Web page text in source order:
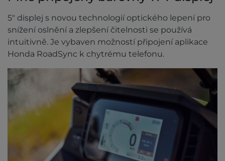
5" displej s novou technologií optického lepení pro
snížení oslnění a zlepšení čitelnosti se používá
intuitivně. Je vybaven možností připojení aplikace
Honda RoadSync k chytrému telefonu.